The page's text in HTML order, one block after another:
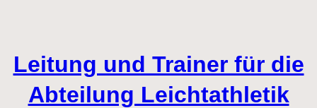
Leitung und Trainer für die
Abteilung Leichtathletik